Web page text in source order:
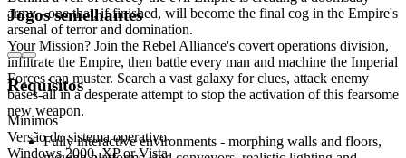
army - one that, if finished, will become the final cog in the Empire's
arsenal of terror and domination.
Your Mission? Join the Rebel Alliance's covert operations division,
infiltrate the Empire, then battle every man and machine the Imperial
Forces can muster. Search a vast galaxy for clues, attack enemy
bases-all in a desperate attempt to stop the activation of this fearsome
new weapon.
Fully interactive environments - morphing walls and floors,
Jogos semelhantes
Requisitos
Mínimos
Versão do sistema operativo
Windows 2000, XP or Vista